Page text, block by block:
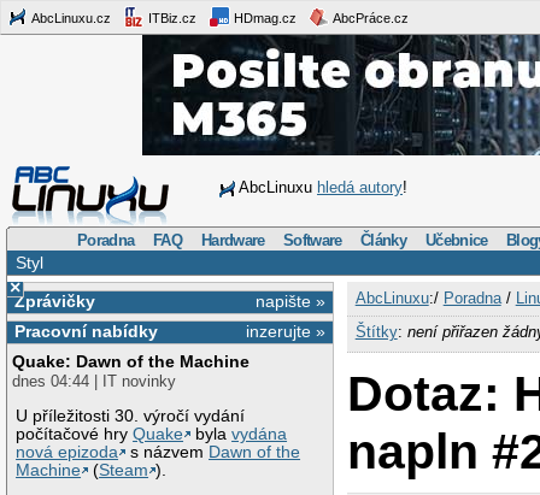
AbcLinuxu.cz ITBiz.cz HDmag.cz AbcPráce.cz
AbcLinuxu hledá autory!
Poradna FAQ Hardware Software Články Učebnice
Styl
×
napište »
Zprávičky
inzerujte »
Pracovní nabídky
Quake: Dawn of the Machine
dnes 04:44 | IT novinky
U příležitosti 30. výročí vydání
počítačové hryQuake bylavydána
nová epizoda
s názvem Dawn of the
Machine
(Steam ).
AbcLinuxu:/ Poradna/
Štítky: není přiřazen
Dotaz:
napln